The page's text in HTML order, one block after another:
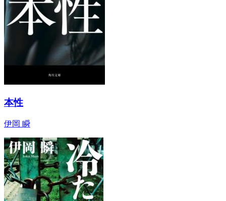
本性
伊岡 瞬